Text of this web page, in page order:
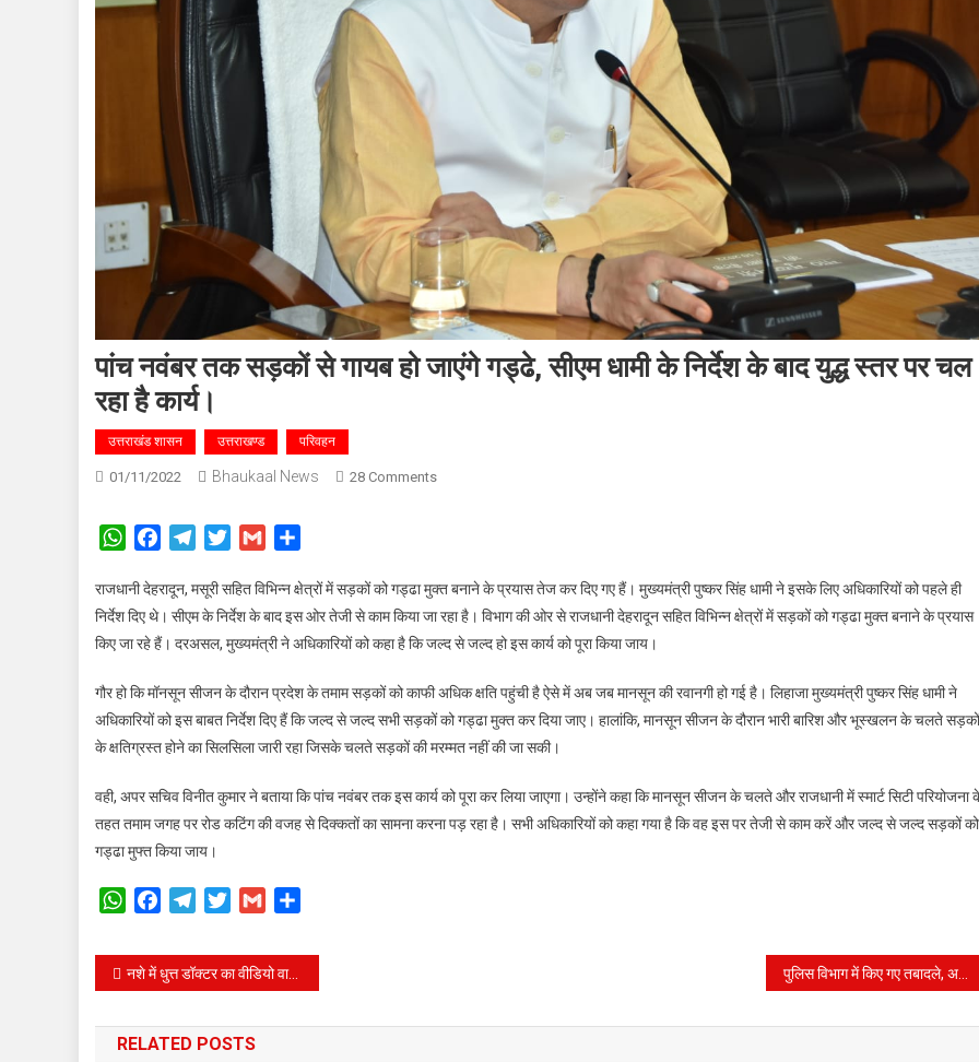
पांच नवंबर तक सड़कों से गायब हो जाएंगे गड्ढे, सीएम धामी के निर्देश के बाद युद्ध स्तर पर चल
रहा है कार्य।
उत्तराखंड शासन उत्तराखण्ड परिवहन
01/11/2022 Bhaukaal News 28 CommentsOn
गायब
हो
गड्ढे,
सीएम
धामी
निर्देश
के
कार्य।
WhatsAppFacebookTelegramTwitterGmail
राजधानी देहरादून, मसूरी सहित विभिन्न क्षेत्रों में सड़कों को गड्ढा मुक्त बनाने के प्रयास तेज कर दिए गए हैं। मुख्यमंत्री पुष्कर सिंह धामी ने इसके लिए अधिकारियों को पहले ही
निर्देश दिए थे। सीएम के निर्देश के बाद इस ओर तेजी से काम किया जा रहा है। विभाग की ओर से राजधानी देहरादून सहित विभिन्न क्षेत्रों में सड़कों को गड्ढा मुक्त बनाने के प्रयास
किए जा रहे हैं। दरअसल, मुख्यमंत्री ने अधिकारियों को कहा है कि जल्द से जल्द हो इस कार्य को पूरा किया जाय।
गौर हो कि मॉनसून सीजन के दौरान प्रदेश के तमाम सड़कों को काफी अधिक क्षति पहुंची है ऐसे में अब जब मानसून की रवानगी हो गई है। लिहाजा मुख्यमंत्री पुष्कर सिंह धामी ने
अधिकारियों को इस बाबत निर्देश दिए हैं कि जल्द से जल्द सभी सड़कों को गड्ढा मुक्त कर दिया जाए। हालांकि, मानसून सीजन के दौरान भारी बारिश और भूस्खलन के चलते सड़कों
के क्षतिग्रस्त होने का सिलसिला जारी रहा जिसके चलते सड़कों की मरम्मत नहीं की जा सकी।
वही, अपर सचिव विनीत कुमार ने बताया कि पांच नवंबर तक इस कार्य को पूरा कर लिया जाएगा। उन्होंने कहा कि मानसून सीजन के चलते और राजधानी में स्मार्ट सिटी परियोजना
तहत तमाम जगह पर रोड कटिंग की वजह से दिक्कतों का सामना करना पड़ रहा है। सभी अधिकारियों को कहा गया है कि वह इस पर तेजी से काम करें और जल्द से जल्द सड़कों को
गड्ढा मुफ्त किया जाय।
WhatsAppFacebookTelegramTwitterGmail
Post
navigation
नशे में धुत्त डॉक्टर का वीडियो वायरल, स्वास्थ्य सचिव में किया बर्खास्त।
RELATED POSTS